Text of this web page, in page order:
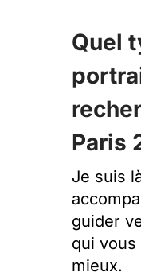
Quel
Paris
Je suis
guider
qui
mieux.